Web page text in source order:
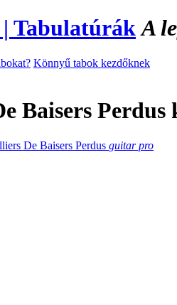
A
Könnyű tabok kezdőknek
Baisers Perdus
De Baisers Perdus guitar pro